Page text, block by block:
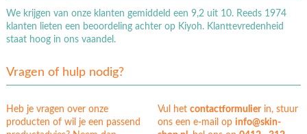
We krijgen van onze klanten gemiddeld een 9,2 uit 10. Reeds 1974
klanten lieten een beoordeling achter op Kiyoh. Klanttevredenheid
staat hoog in ons vaandel.
Vragen of hulp nodig?
Heb je vragen over onze
producten of wil je een passend
Vul hetcontactformulierin, stuur
ons een e-mail opinfo@skin-